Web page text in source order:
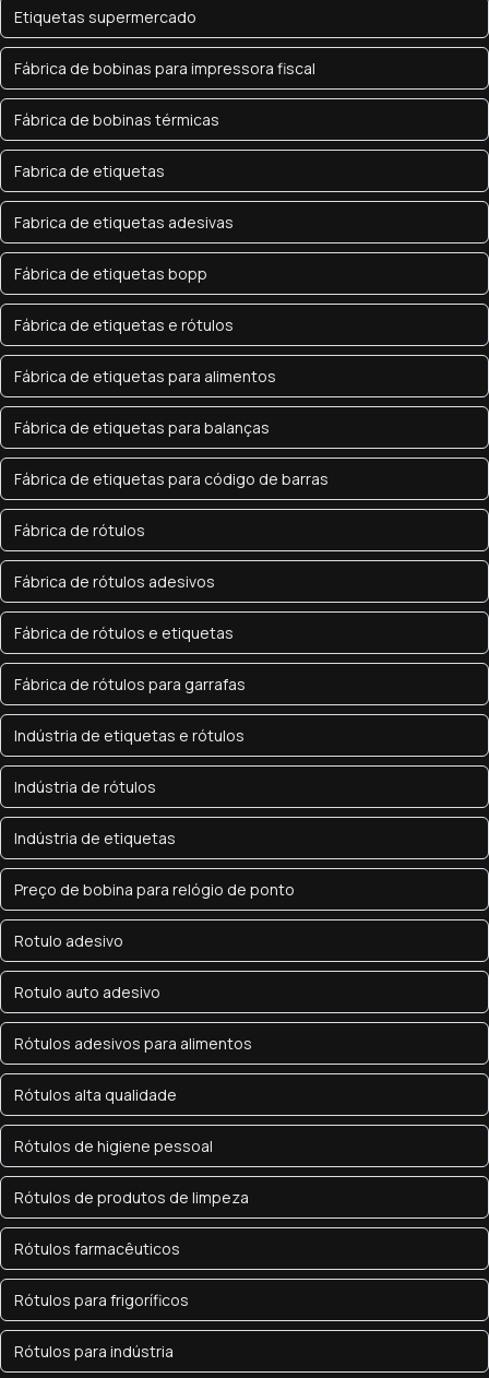
Etiquetas supermercado
Fábrica de bobinas para impressora fiscal
Fábrica de bobinas térmicas
Fabrica de etiquetas
Fabrica de etiquetas adesivas
Fábrica de etiquetas bopp
Fábrica de etiquetas e rótulos
Fábrica de etiquetas para alimentos
Fábrica de etiquetas para balanças
Fábrica de etiquetas para código de barras
Fábrica de rótulos
Fábrica de rótulos adesivos
Fábrica de rótulos e etiquetas
Fábrica de rótulos para garrafas
Indústria de etiquetas e rótulos
Indústria de rótulos
Indústria de etiquetas
Preço de bobina para relógio de ponto
Rotulo adesivo
Rotulo auto adesivo
Rótulos adesivos para alimentos
Rótulos alta qualidade
Rótulos de higiene pessoal
Rótulos de produtos de limpeza
Rótulos farmacêuticos
Rótulos para frigoríficos
Rótulos para indústria